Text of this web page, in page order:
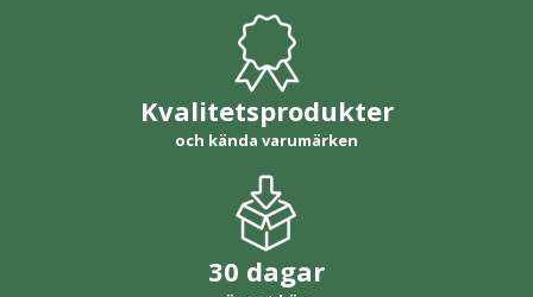
Kvalitetsprodukter
och kända varumärken
30 dagar